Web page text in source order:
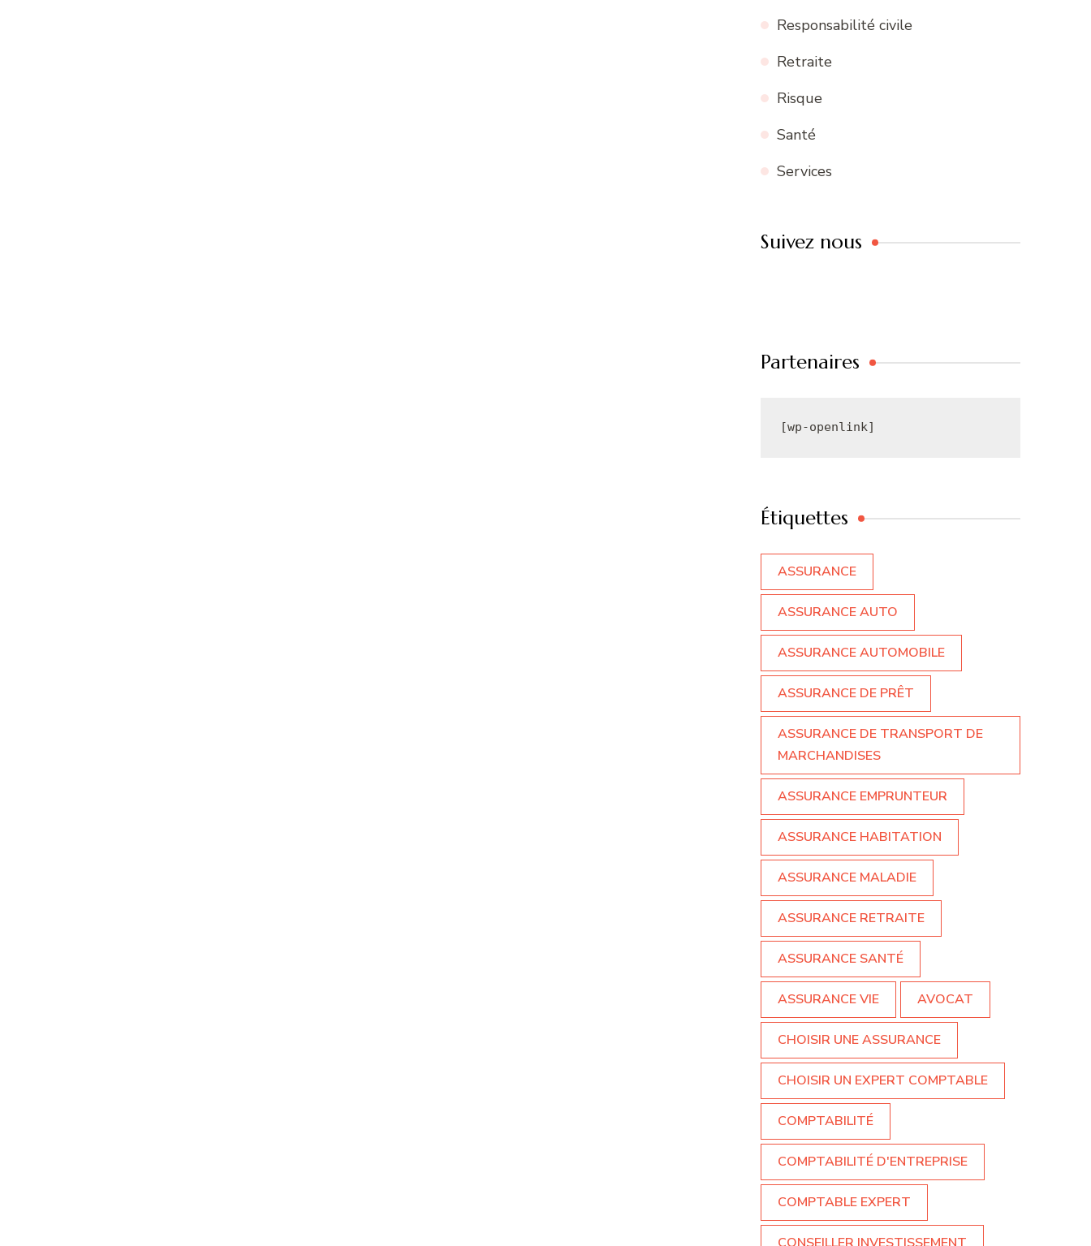
Responsabilité civile
Retraite
Risque
Santé
Services
Suivez nous
Partenaires
[wp-openlink]
Étiquettes
ASSURANCE
ASSURANCE AUTO
ASSURANCE AUTOMOBILE
ASSURANCE DE PRÊT
ASSURANCE DE TRANSPORT DE
MARCHANDISES
ASSURANCE EMPRUNTEUR
ASSURANCE HABITATION
ASSURANCE MALADIE
ASSURANCE RETRAITE
ASSURANCE SANTÉ
ASSURANCE VIE AVOCAT
CHOISIR UNE ASSURANCE
CHOISIR UN EXPERT COMPTABLE
COMPTABILITÉ
COMPTABILITÉ D'ENTREPRISE
COMPTABLE EXPERT